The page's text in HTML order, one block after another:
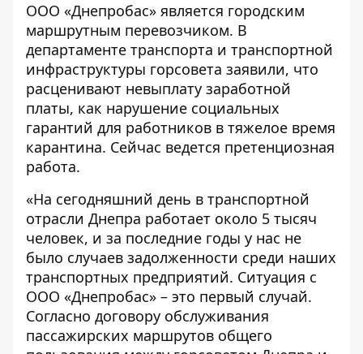
ООО «Днепробас» является городским
маршрутным перевозчиком. В
департаменте транспорта и транспортной
инфраструктуры горсовета заявили, что
расценивают невыплату заработной
платы, как нарушение социальных
гарантий для работников в тяжелое время
карантина. Сейчас ведется претенциозная
работа.
«На сегодняшний день в транспортной
отрасли Днепра работает около 5 тысяч
человек, и за последние годы у нас не
было случаев задолженности среди наших
транспортных предприятий. Ситуация с
ООО «Днепробас» – это первый случай.
Согласно договору обслуживания
пассажирских маршрутов общего